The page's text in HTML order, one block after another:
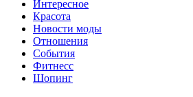
Интересное
Красота
Новости моды
Отношения
События
Фитнесс
Шопинг